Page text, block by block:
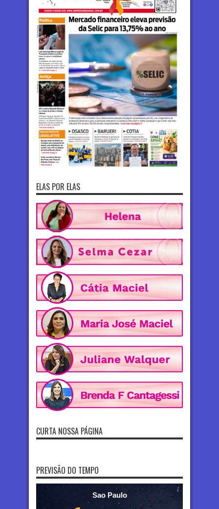
ELAS POR ELAS
CURTA NOSSA PÁGINA
PREVISÃO DO TEMPO
Sao Paulo